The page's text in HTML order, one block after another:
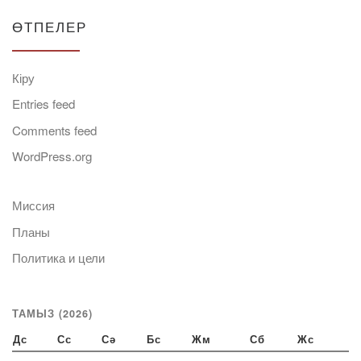
ӨТПЕЛЕР
Кіру
Entries feed
Comments feed
WordPress.org
Миссия
Планы
Политика и цели
ТАМЫЗ (2026)
Дс Сс Сә Бс Жм Сб Жс